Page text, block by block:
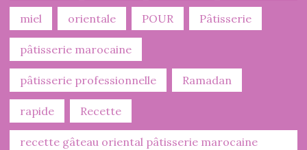
miel orientale POUR Pâtisserie
pâtisserie marocaine
pâtisserie professionnelle Ramadan
rapide Recette
recette gâteau oriental pâtisserie marocaine